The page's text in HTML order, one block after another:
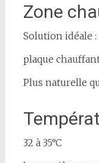
Zone
Solution idéale :
plaque
Plus naturelle
32 à 35°C